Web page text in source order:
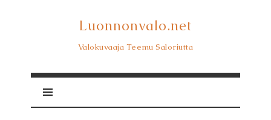
Luonnonvalo.net
Luonnonvalo.net
Valokuvaaja Teemu Saloriutta